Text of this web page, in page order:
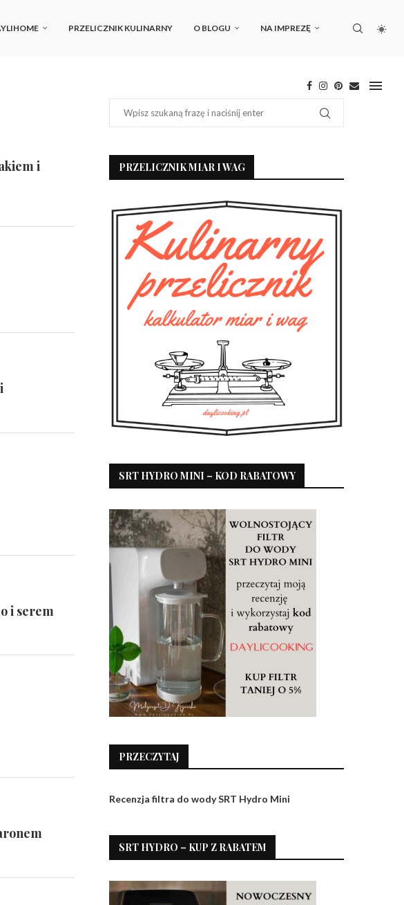
PRZELICZNIK KULINARNY O BLOGU NA IMPREZĘ
i
i serem
PRZELICZNIK MIAR I WAG
SRT HYDRO MINI – KOD RABATOWY
PRZECZYTAJ
Recenzja filtra do wody SRT Hydro Mini
SRT HYDRO – KUP Z RABATEM